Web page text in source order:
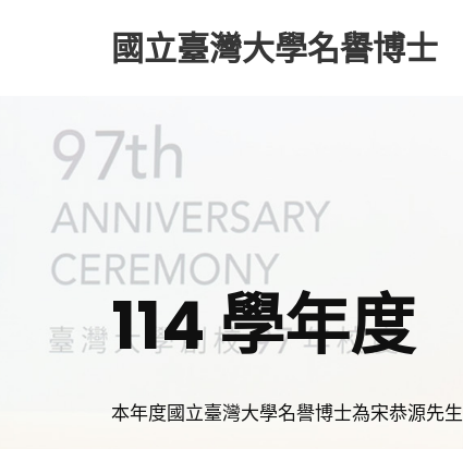
國立臺灣大學名譽博士
114 學年度
本年度國立臺灣大學名譽博士為宋恭源先生